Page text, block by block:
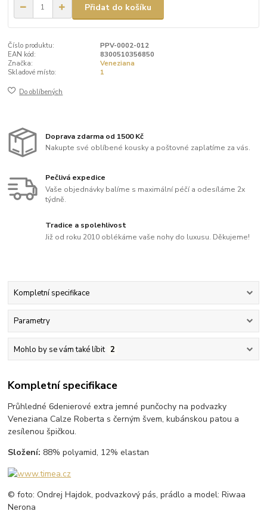
Přidat do košíku
Číslo produktu:
PPV-0002-012
EAN kód:
8300510356850
Značka:
Veneziana
Skladové místo:
1
Do oblíbených
Doprava zdarma od 1500 Kč
Nakupte své oblíbené kousky a poštovné zaplatíme za vás.
Pečlivá expedice
Vaše objednávky balíme s maximální péčí a odesíláme 2x
týdně.
Tradice a spolehlivost
Již od roku 2010 oblékáme vaše nohy do luxusu. Děkujeme!
Kompletní specifikace
Parametry
Mohlo by se vám také líbit 2
Kompletní specifikace
Průhledné 6denierové extra jemné punčochy na podvazky
Veneziana Calze Roberta s černým švem, kubánskou patou a
zesílenou špičkou.
Složení: 88% polyamid, 12% elastan
© foto: Ondrej Hajdok, podvazkový pás, prádlo a model: Riwaa
Nerona